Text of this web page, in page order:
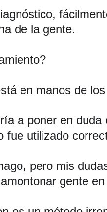
de la gente.
en manos de
a poner en
fue utilizado
pero mis
gente